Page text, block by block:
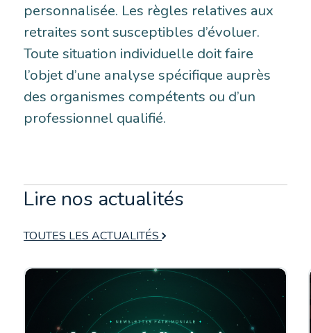
personnalisée. Les règles relatives aux
retraites sont susceptibles d’évoluer.
Toute situation individuelle doit faire
l’objet d’une analyse spécifique auprès
des organismes compétents ou d’un
professionnel qualifié.
Lire nos actualités
TOUTES LES ACTUALITÉS